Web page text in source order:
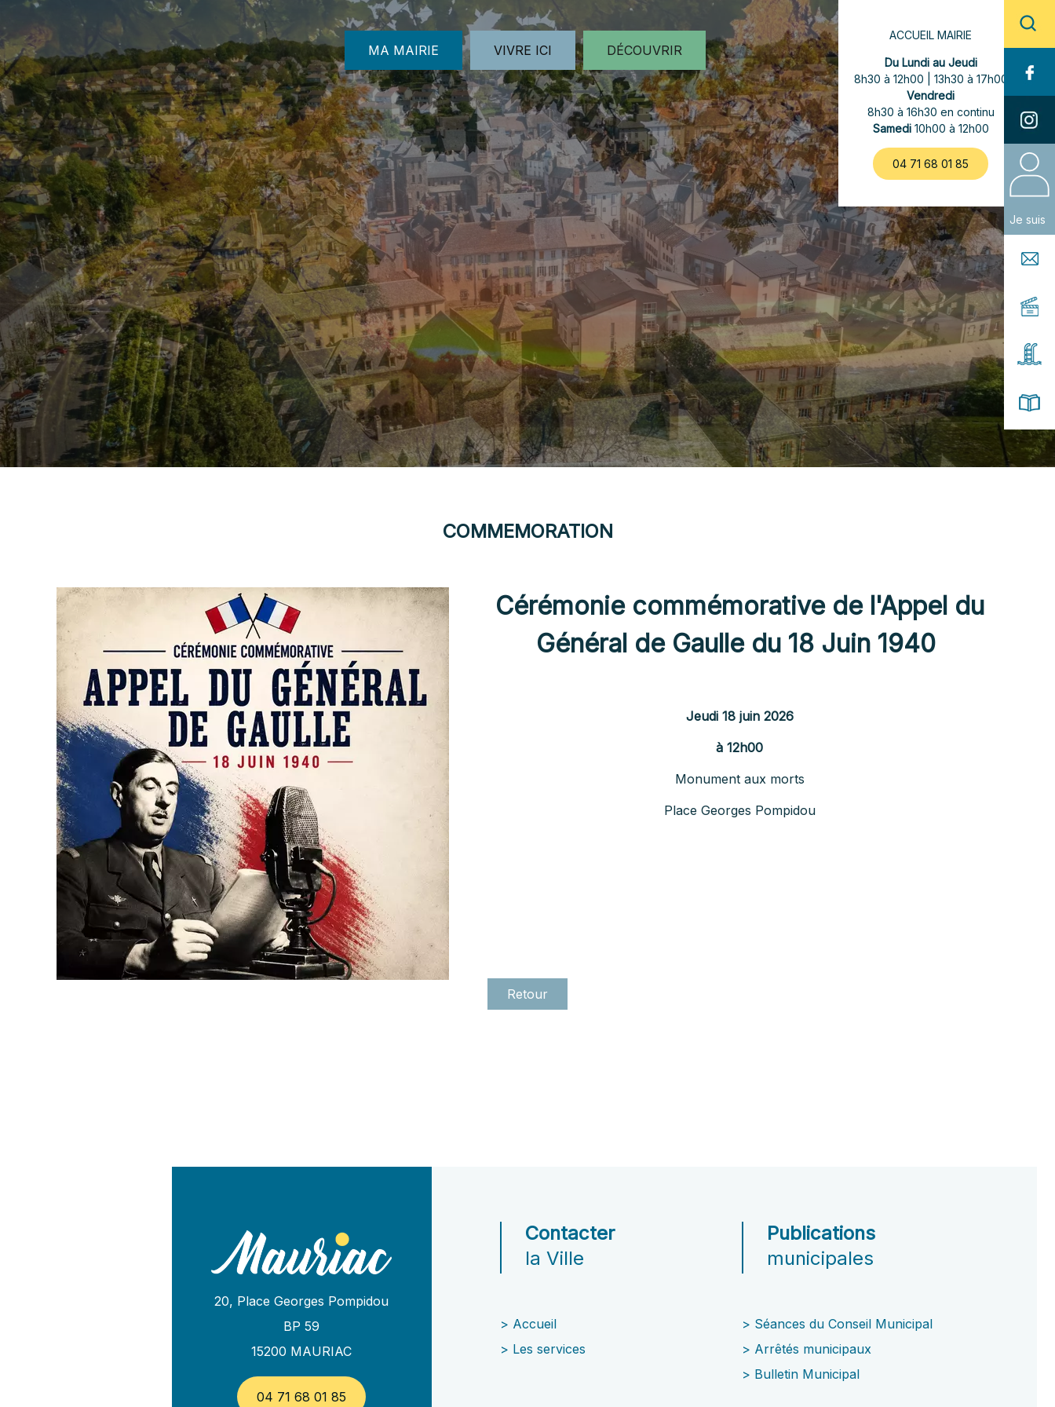
ACCUEIL MAIRIE
Du Lundi au Jeudi
8h30 à 12h00 | 13h30 à 17h00
Vendredi
8h30 à 16h30 en continu
Samedi10h00 à 12h00
04 71 68 01 85
MA MAIRIE VIVRE ICI DÉCOUVRIR
COMMEMORATION
Cérémonie commémorative de l'Appel du
Général de Gaulle du 18 Juin 1940
Jeudi 18 juin 2026
à 12h00
Monument aux morts
Place Georges Pompidou
Retour
20, Place Georges Pompidou
BP 59
15200 MAURIAC
04 71 68 01 85
Contacter
la Ville
> Accueil
> Les services
Publications
municipales
> Séances du Conseil Municipal
> Arrêtés municipaux
> Bulletin Municipal